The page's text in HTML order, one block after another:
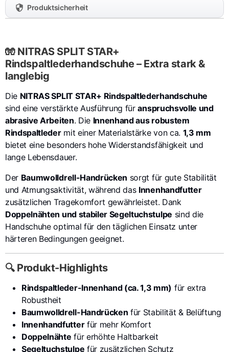
Produktsicherheit
🧤 NITRAS SPLIT STAR+
Rindspaltlederhandschuhe – Extra stark &
langlebig
Die NITRAS SPLIT STAR+ Rindspaltlederhandschuhe
sind eine verstärkte Ausführung füranspruchsvolle und
abrasive Arbeiten. Die Innenhand aus robustem
Rindspaltledermit einer Materialstärke von ca. 1,3 mm
bietet eine besonders hohe Widerstandsfähigkeit und
lange Lebensdauer.
Der Baumwolldrell-Handrücken sorgt für gute Stabilität
und Atmungsaktivität, während das Innenhandfutter
zusätzlichen Tragekomfort gewährleistet. Dank
Doppelnähten und stabiler Segeltuchstulpe sind die
Handschuhe optimal für den täglichen Einsatz unter
härteren Bedingungen geeignet.
🔍 Produkt-Highlights
Rindspaltleder-Innenhand (ca. 1,3 mm) für extra
Robustheit
Baumwolldrell-Handrücken für Stabilität & Belüftung
Innenhandfutterfür mehr Komfort
Doppelnähte für erhöhte Haltbarkeit
Segeltuchstulpe für zusätzlichen Schutz